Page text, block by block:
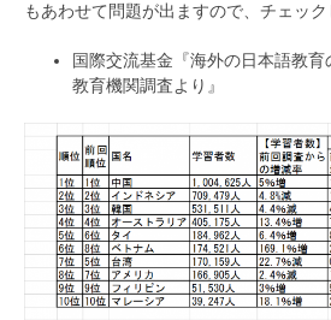
もあわせて問題が出ますので、チェック
国際交流基金『海外の日本語教
教育機関調査より』